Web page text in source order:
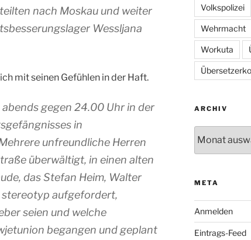
nach Moskau und weiter
Wessljana
mit seinen Gefühlen in der Haft.
abends gegen 24.00 Uhr in der
in
unfreundliche Herren
überwältigt, in einen alten
das Stefan Heim, Walter
stereotyp aufgefordert,
seien und welche
begangen und geplant
Volkspolizei
Wehrmacht
Workuta
ARCHIV
META
Anmelden
Eintrags-Feed